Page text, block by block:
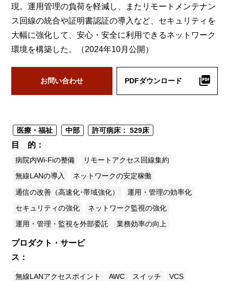
現。運用管理の負荷を軽減し、またリモートメンテナン
ス回線の統合や証明書認証の導入など、セキュリティを
大幅に強化して、安心・安全に利用できるネットワーク
環境を構築した。（2024年10月公開）
お問い合わせ PDFダウンロード
医療・福祉 中部 許可病床： 529床
目 的
病院内Wi-Fiの整備
リモートアクセス回線集約
無線LANの導入
ネットワークの安定稼働
通信の改善（高速化･帯域強化）
運用・管理の効率化
セキュリティの強化
ネットワーク監視の強化
運用・管理・監視を外部委託
業務効率の向上
プロダクト・サービ
ス
無線LANアクセスポイント AWC スイッチ
VCS